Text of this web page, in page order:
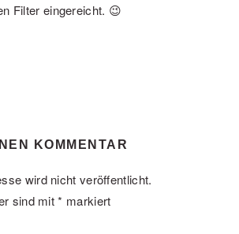
Filter eingereicht. 😉
KOMMENTAR
wird nicht veröffentlicht.
sind mit* markiert